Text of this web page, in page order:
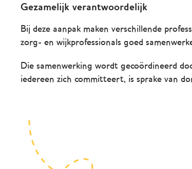
Gezamelijk verantwoordelijk
Bij deze aanpak maken verschillende
zorg- en wijkprofessionals goed
Die samenwerking wordt gecoördineerd
iedereen zich committeert, is sprake van